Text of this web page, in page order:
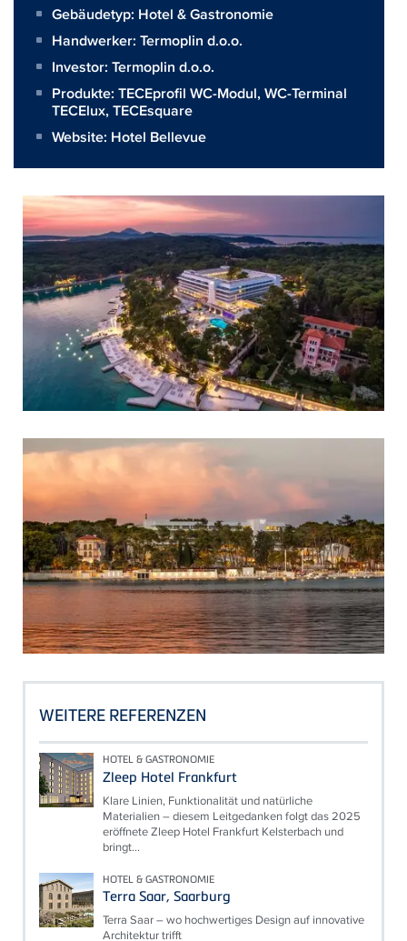
Gebäudetyp: Hotel & Gastronomie
Handwerker: Termoplin d.o.o.
Investor: Termoplin d.o.o.
Produkte: TECEprofil WC-Modul,WC-Terminal
TECElux,TECEsquare
Website: Hotel Bellevue
WEITERE REFERENZEN
HOTEL & GASTRONOMIE
Zleep Hotel Frankfurt
Klare Linien, Funktionalität und natürliche
Materialien – diesem Leitgedanken folgt das 2025
eröffnete Zleep Hotel Frankfurt Kelsterbach und
bringt...
HOTEL & GASTRONOMIE
Terra Saar, Saarburg
Terra Saar – wo hochwertiges Design auf innovative
Architektur trifft